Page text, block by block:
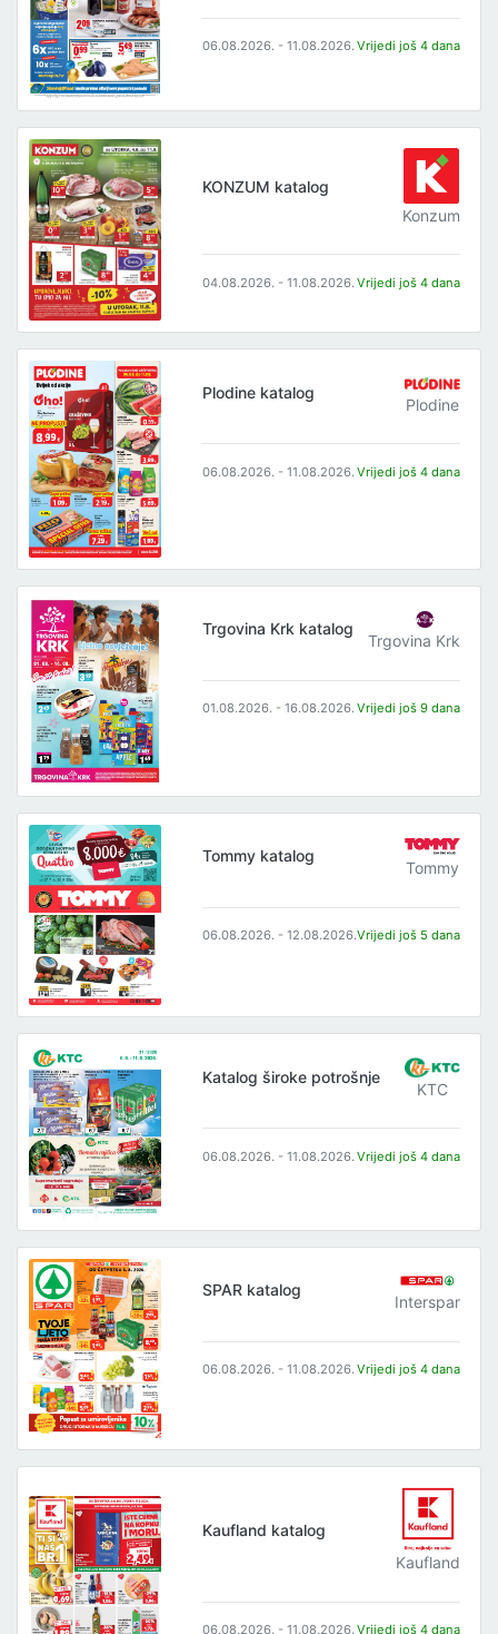
06.08.2026. - 11.08.2026. Vrijedi još 4 dana
KONZUM katalog
Konzum
04.08.2026. - 11.08.2026. Vrijedi još 4 dana
Plodine katalog
Plodine
06.08.2026. - 11.08.2026. Vrijedi još 4 dana
Trgovina Krk katalog
Trgovina Krk
01.08.2026. - 16.08.2026. Vrijedi još 9 dana
Tommy katalog
Tommy
06.08.2026. - 12.08.2026.Vrijedi još 5 dana
Katalog široke potrošnje
KTC
06.08.2026. - 11.08.2026. Vrijedi još 4 dana
SPAR katalog
Interspar
06.08.2026. - 11.08.2026. Vrijedi još 4 dana
Kaufland katalog
Kaufland
06.08.2026. - 11.08.2026. Vrijedi još 4 dana